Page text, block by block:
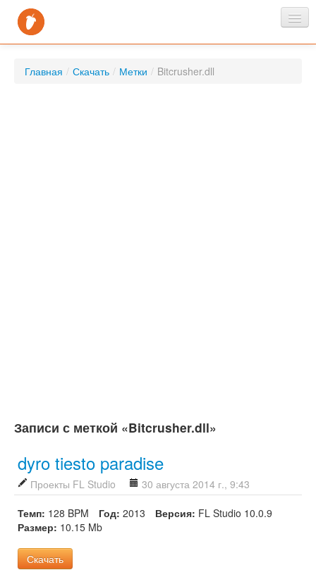
Главная / Скачать / Метки / Bitcrusher.dll
Записи с меткой «Bitcrusher.dll»
dyro tiesto paradise
Проекты FL Studio 30 августа 2014 г., 9:43
Темп: 128 BPM Год: 2013 Версия: FL Studio 10.0.9
Размер: 10.15 Mb
Скачать